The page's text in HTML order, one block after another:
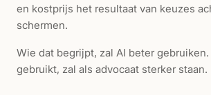
en kostprijs het resultaat van keuzes
schermen.
Wie dat begrijpt, zal AI beter
gebruikt, zal als advocaat sterker staan.